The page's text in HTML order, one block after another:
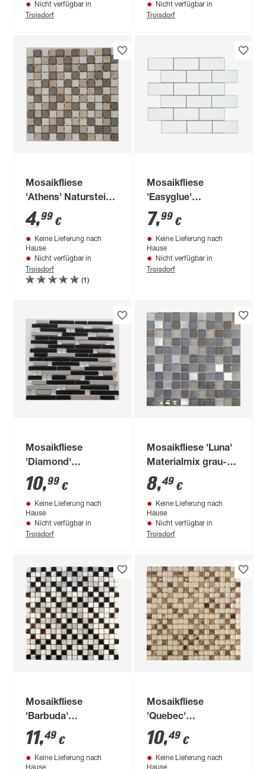
Nicht verfügbar in
Troisdorf
Nicht verfügbar in
Troisdorf
Mosaikfliese
'Athens' Naturstein
beige grau blend 30
x 30 cm
4,99 €
Keine Lieferung nach
Hause
Nicht verfügbar in
Troisdorf
(1)
Mosaikfliese
'Easyglue'
selbstklebend metro
weiß Kunststoff 29,6
x 29,6 cm
7,99 €
Keine Lieferung nach
Hause
Nicht verfügbar in
Troisdorf
Mosaikfliese
'Diamond'
Glas/Metall
schwarz/silberfarben
29,8 x 30,4 cm
10,99 €
Keine Lieferung nach
Hause
Nicht verfügbar in
Troisdorf
Mosaikfliese 'Luna'
Materialmix grau-
schwarz 30 x 30 cm
8,49 €
Keine Lieferung nach
Hause
Nicht verfügbar in
Troisdorf
Mosaikfliese
'Barbuda'
Materialmix braun
30 x 30 cm
11,49 €
Keine Lieferung nach
Mosaikfliese
'Quebec'
Materialmix braun
30 x 30 cm
10,49 €
Keine Lieferung nach